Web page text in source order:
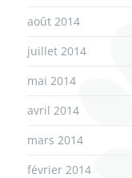
août 2014
juillet 2014
mai 2014
avril 2014
mars 2014
février 2014